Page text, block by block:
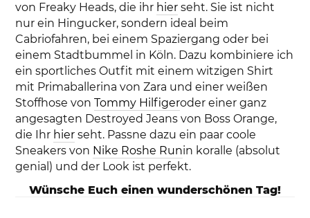
von Freaky Heads, die ihr hier seht. Sie ist nicht
nur ein Hingucker, sondern ideal beim
Cabriofahren, bei einem Spaziergang oder bei
einem Stadtbummel in Köln. Dazu kombiniere ich
ein sportliches Outfit mit einem witzigen Shirt
mit Primaballerina von Zara und einer weißen
Stoffhose vonTommy Hilfigeroder einer ganz
angesagten Destroyed Jeans von Boss Orange,
die Ihr hier seht. Passne dazu ein paar coole
Sneakers von Nike Roshe Runin koralle (absolut
genial) und der Look ist perfekt.
Wünsche Euch einen wunderschönen Tag!